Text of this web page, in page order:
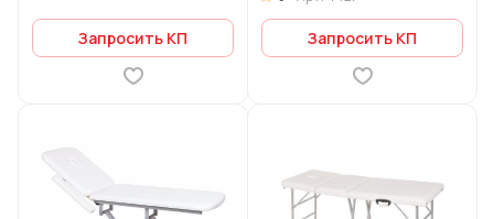
Запросить КП Запросить КП